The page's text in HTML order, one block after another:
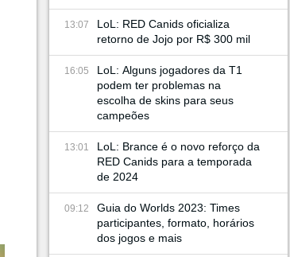
13:07
LoL: RED Canids oficializa
retorno de Jojo por R$ 300 mil
16:05
LoL: Alguns jogadores da T1
podem ter problemas na
escolha de skins para seus
campeões
13:01
LoL: Brance é o novo reforço da
RED Canids para a temporada
de 2024
09:12
Guia do Worlds 2023: Times
participantes, formato, horários
dos jogos e mais